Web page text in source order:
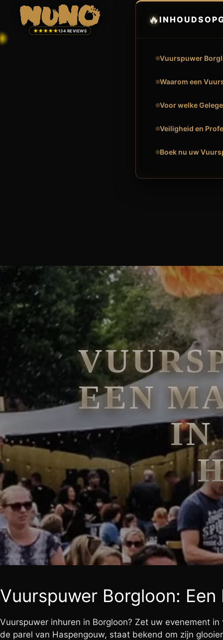
★★★★★134 REVIEWS
🔥
Vuurspuwer
Waarom een
Voor welke
Veiligheid en
Boek nu uw
EEN
IN
Vuurspuwer Borgloon:
Vuurspuwer inhuren in Borgloon? Zet uw evenement
de parel van Haspengouw, staat bekend om zijn